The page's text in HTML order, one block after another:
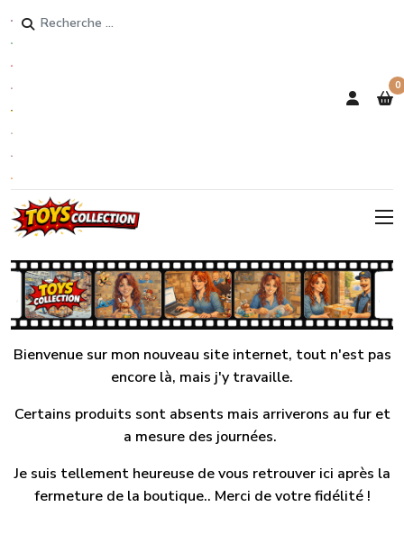
Rechercher
0
Bienvenue sur mon nouveau site internet, tout n'est pas
encore là, mais j'y travaille.
Certains produits sont absents mais arriverons au fur et
a mesure des journées.
Je suis tellement heureuse de vous retrouver ici après la
fermeture de la boutique.. Merci de votre fidélité !